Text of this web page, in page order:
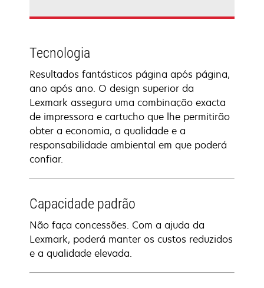
Tecnologia
Resultados fantásticos página após página,
ano após ano. O design superior da
Lexmark assegura uma combinação exacta
de impressora e cartucho que lhe permitirão
obter a economia, a qualidade e a
responsabilidade ambiental em que poderá
confiar.
Capacidade padrão
Não faça concessões. Com a ajuda da
Lexmark, poderá manter os custos reduzidos
e a qualidade elevada.